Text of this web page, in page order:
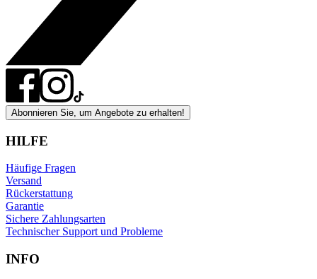
Abonnieren Sie, um Angebote zu erhalten!
HILFE
Häufige Fragen
Versand
Rückerstattung
Garantie
Sichere Zahlungsarten
Technischer Support und Probleme
INFO